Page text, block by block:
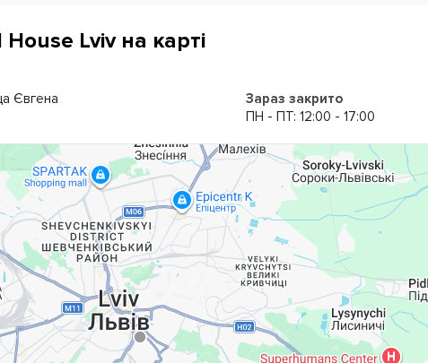
Lviv на карті
Євгена
Зараз закрито
ПН - ПТ: 12:00 - 17:00